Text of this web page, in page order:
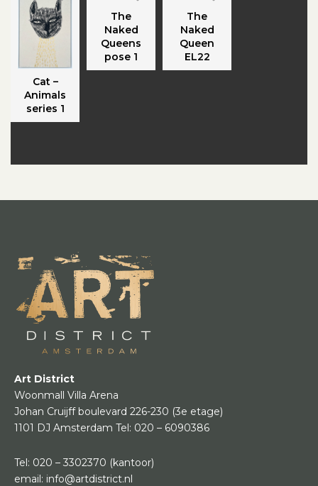
Cat –
Animals
series 1
The
Naked
Queens
pose 1
The
Naked
Queen
EL22
Art District
Woonmall Villa Arena
Johan Cruijff boulevard 226-230 (3e etage)
1101 DJ Amsterdam Tel: 020 – 6090386
Tel: 020 – 3302370 (kantoor)
email: info@artdistrict.nl